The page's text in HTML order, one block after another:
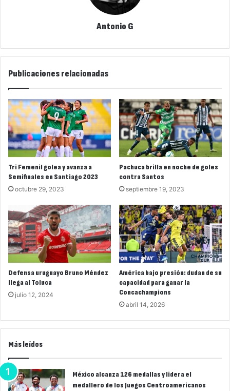
Antonio G
Publicaciones relacionadas
Tri Femenil golea y avanza a
Semifinales en Santiago 2023
octubre 29, 2023
Pachuca brilla en noche de goles
contra Santos
septiembre 19, 2023
Defensa uruguayo Bruno Méndez
llega al Toluca
julio 12, 2024
América bajo presión: dudan de su
capacidad para ganar la
Concachampions
abril 14, 2026
Más leídos
México alcanza 126 medallas y lidera el
medallero de los Juegos Centroamericanos